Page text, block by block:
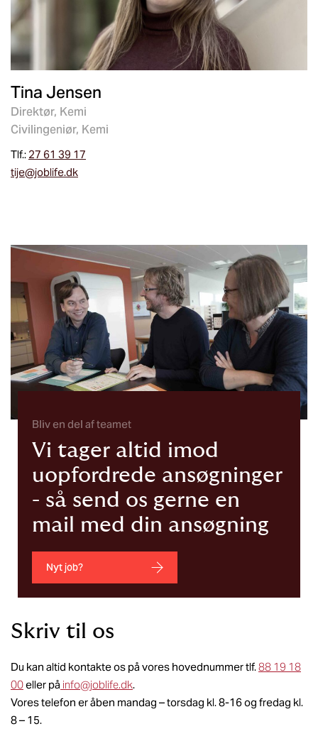
Tina Jensen
Direktør, Kemi
Civilingeniør, Kemi
Tlf.: 27 61 39 17
tije@joblife.dk
Bliv en del af teamet
Vi tager altid imod
uopfordrede ansøgninger
- så send os gerne en
mail med din ansøgning
Nyt job?
Skriv til os
Du kan altid kontakte os på vores hovednummer tlf.88 19 18
00eller på info@joblife.dk.
Vores telefon er åben mandag – torsdag kl. 8-16 og fredag kl.
8 – 15.